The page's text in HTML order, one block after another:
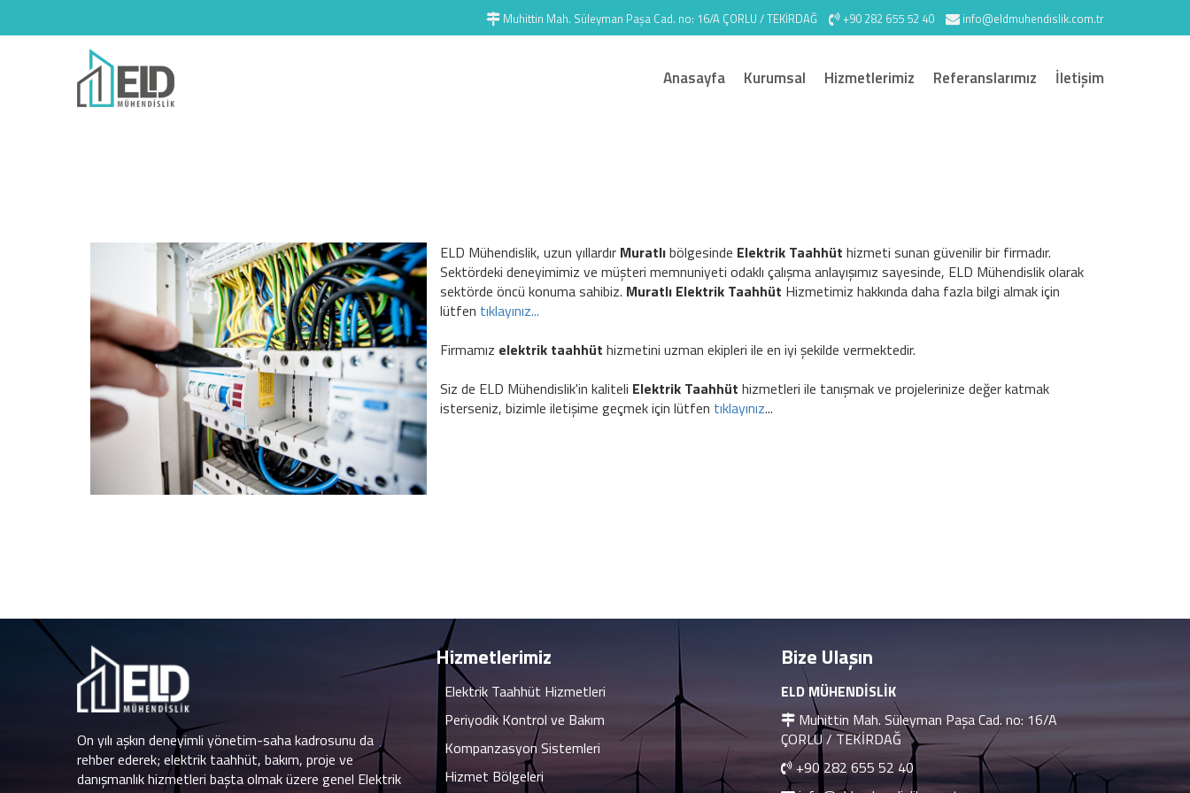
Muhittin Mah. Süleyman Paşa Cad. no: 16/A ÇORLU / TEKİRDAĞ +90 282 655 52 40 info@eldmuhendislik.com.tr
Anasayfa Kurumsal Hizmetlerimiz Referanslarımız İletişim
ELD Mühendislik, uzun yıllardır Muratlıbölgesinde Elektrik Taahhüthizmeti sunan güvenilir bir firmadır.
Sektördeki deneyimimiz ve müşteri memnuniyeti odaklı çalışma anlayışımız sayesinde, ELD Mühendislik olarak
sektörde öncü konuma sahibiz. Muratlı Elektrik Taahhüt Hizmetimiz hakkında daha fazla bilgi almak için
lütfen tıklayınız...
Firmamız elektrik taahhüt hizmetini uzman ekipleri ile en iyi şekilde vermektedir.
Siz de ELD Mühendislik'in kaliteli Elektrik Taahhüthizmetleri ile tanışmak ve projelerinize değer katmak
isterseniz, bizimle iletişime geçmek için lütfen tıklayınız...
On yılı aşkın deneyimli yönetim-saha kadrosunu da
rehber ederek; elektrik taahhüt, bakım, proje ve
danışmanlık hizmetleri başta olmak üzere genel Elektrik
Hizmetlerimiz
Elektrik Taahhüt Hizmetleri
Periyodik Kontrol ve Bakım
Kompanzasyon Sistemleri
Hizmet Bölgeleri
Bize Ulaşın
ELD MÜHENDİSLİK
Muhittin Mah. Süleyman Paşa Cad. no: 16/A
ÇORLU / TEKİRDAĞ
+90 282 655 52 40